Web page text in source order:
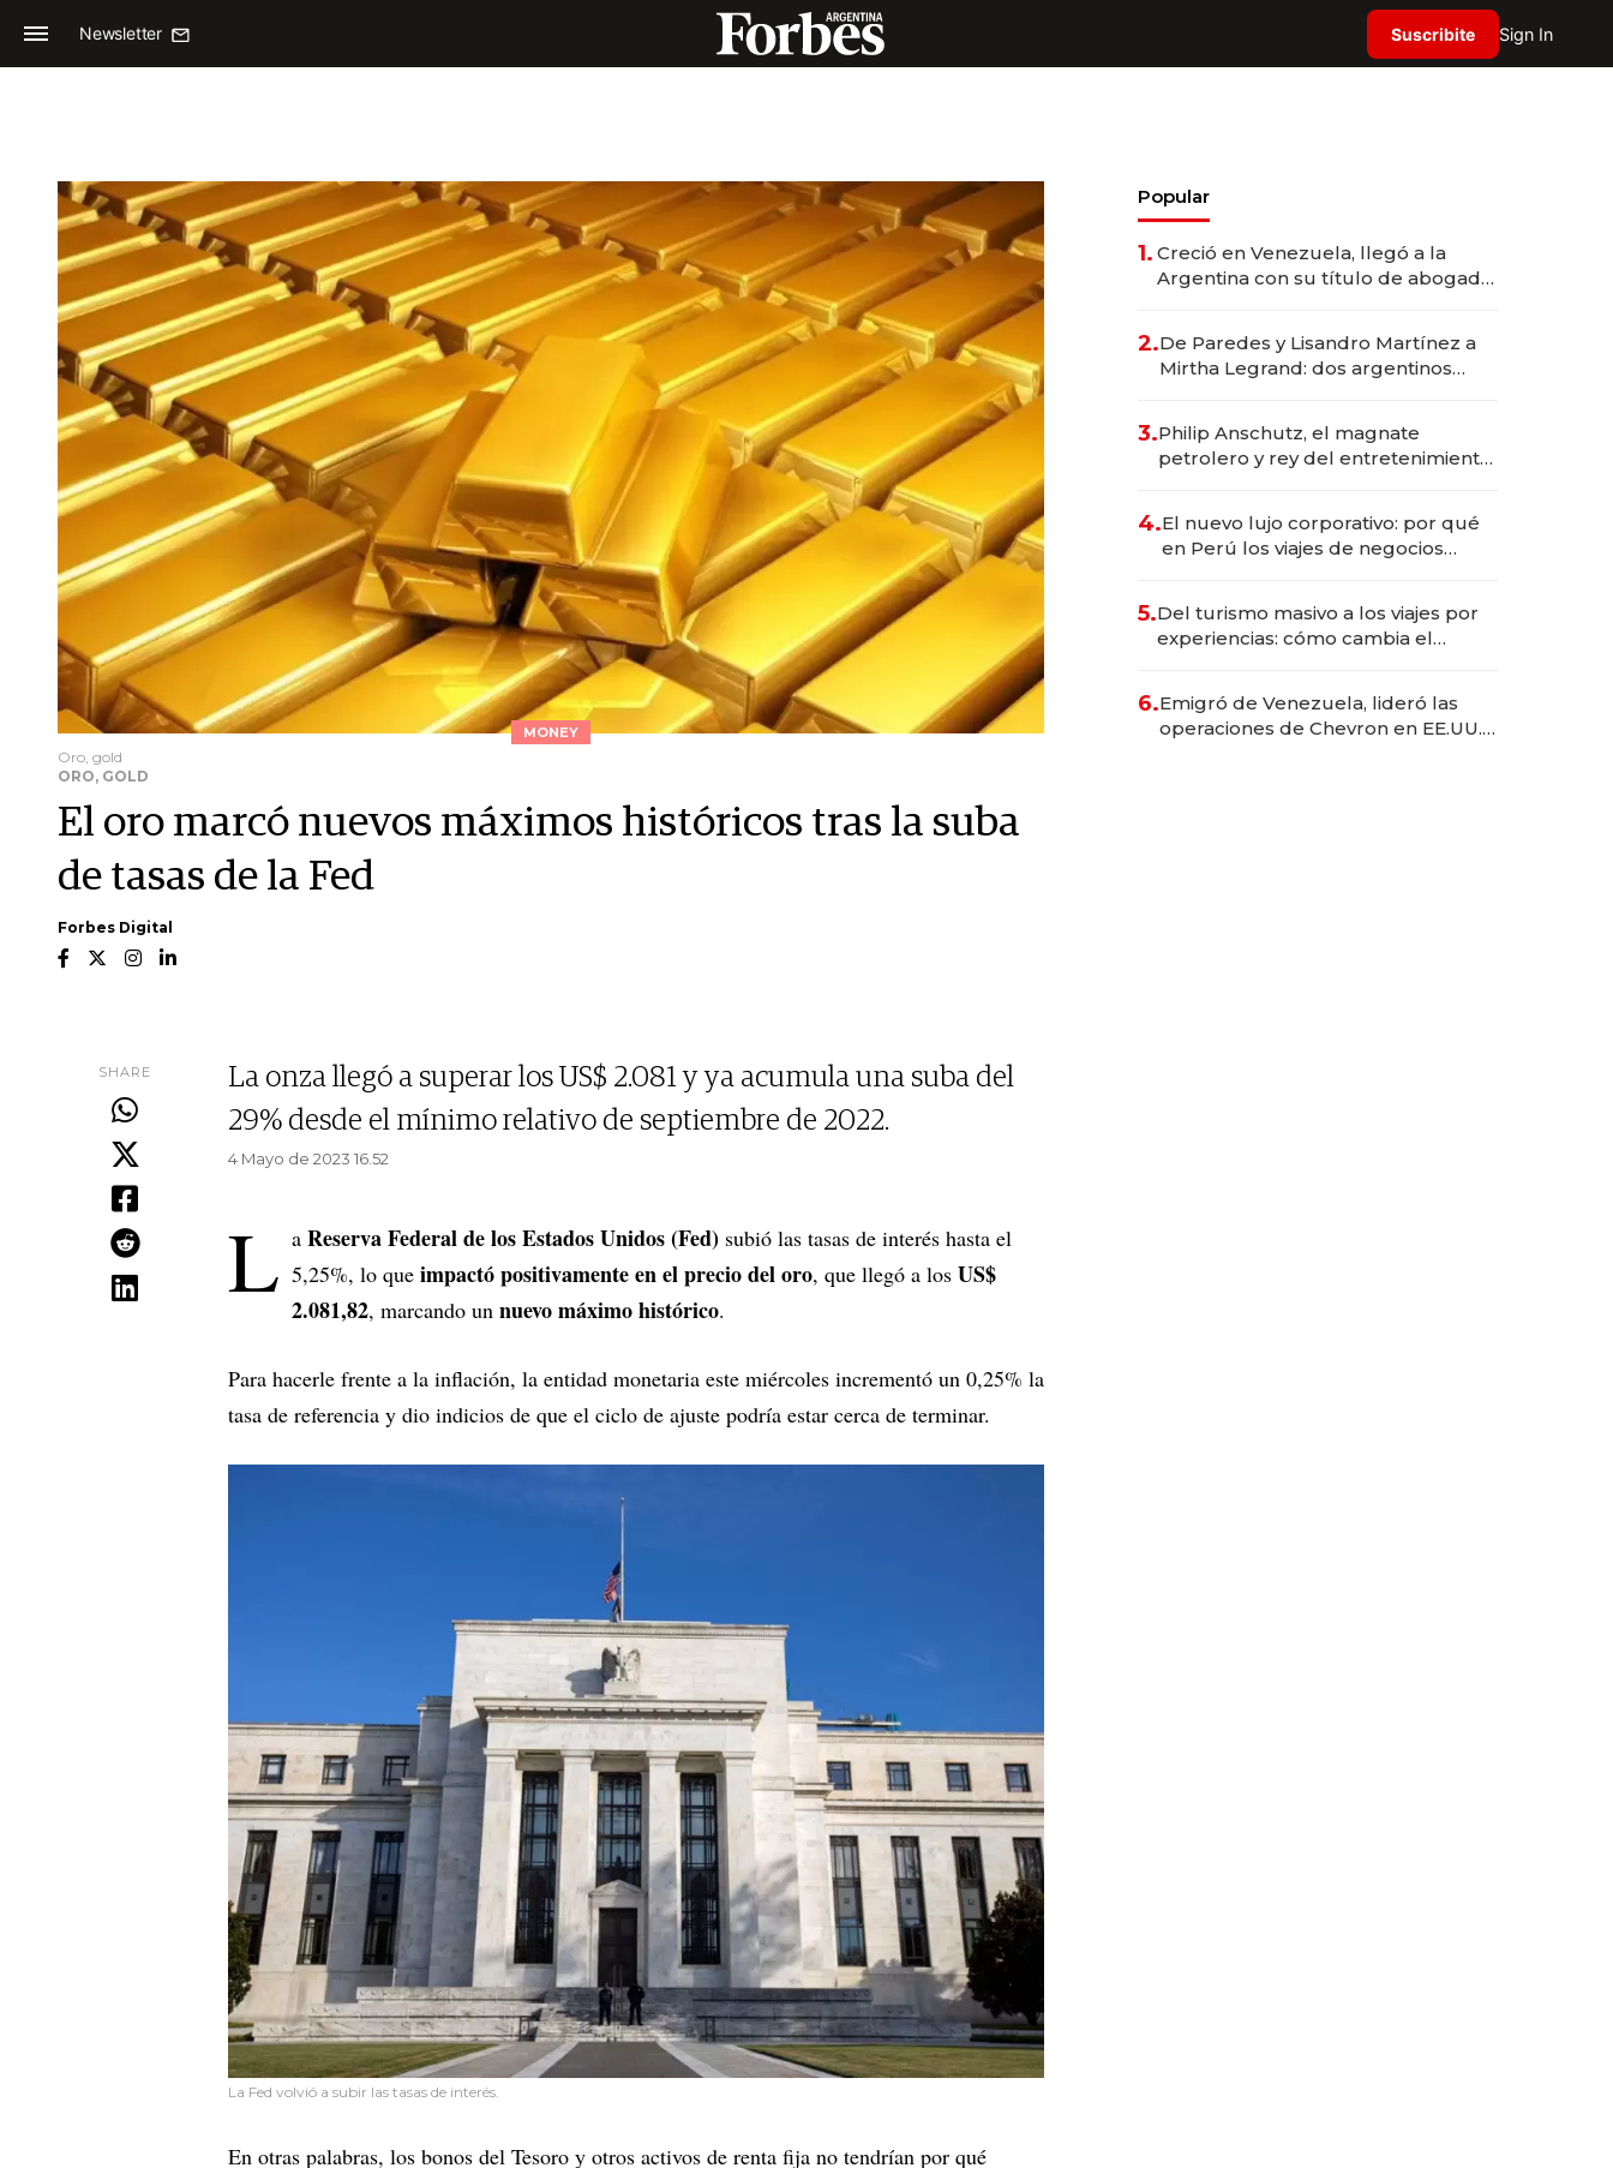
Newsletter Suscribite Sign In
MONEY
Oro, gold
ORO, GOLD
El oro marcó nuevos máximos históricos tras la suba
de tasas de la Fed
Forbes Digital
SHARE
La onza llegó a superar los US$ 2.081 y ya acumula una suba del
29% desde el mínimo relativo de septiembre de 2022.
4 Mayo de 2023 16.52
L a Reserva Federal de los Estados Unidos (Fed) subió las tasas de interés hasta el
5,25%, lo que impactó positivamente en el precio del oro, que llegó a los US$
2.081,82, marcando un nuevo máximo histórico.
Para hacerle frente a la inflación, la entidad monetaria este miércoles incrementó un 0,25% la
tasa de referencia y dio indicios de que el ciclo de ajuste podría estar cerca de terminar.
La Fed volvió a subir las tasas de interés.
En otras palabras, los bonos del Tesoro y otros activos de renta fija no tendrían por qué
Popular
1. Creció en Venezuela, llegó a la
Argentina con su título de abogado
marcas "fast premium"
2.De Paredes y Lisandro Martínez a
Mirtha Legrand: dos argentinos
3.Philip Anschutz, el magnate
petrolero y rey del entretenimiento
4.El nuevo lujo corporativo: por qué
en Perú los viajes de negocios
transformadoras
5.Del turismo masivo a los viajes por
experiencias: cómo cambia el
6.Emigró de Venezuela, lideró las
operaciones de Chevron en EE.UU. y